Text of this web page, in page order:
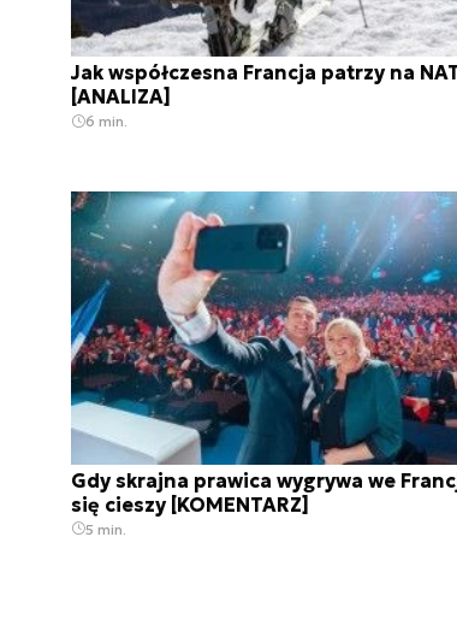
Jak współczesna Francja patrzy na
[ANALIZA]
6 min.
Gdy skrajna prawica wygrywa we
się cieszy [KOMENTARZ]
5 min.